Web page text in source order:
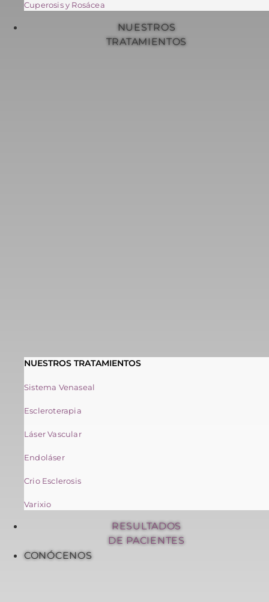
Cuperosis y Rosácea
NUESTROS
TRATAMIENTOS
NUESTROS TRATAMIENTOS
Sistema Venaseal
Escleroterapia
Láser Vascular
Endoláser
Crio Esclerosis
Varixio
RESULTADOS
DE PACIENTES
CONÓCENOS